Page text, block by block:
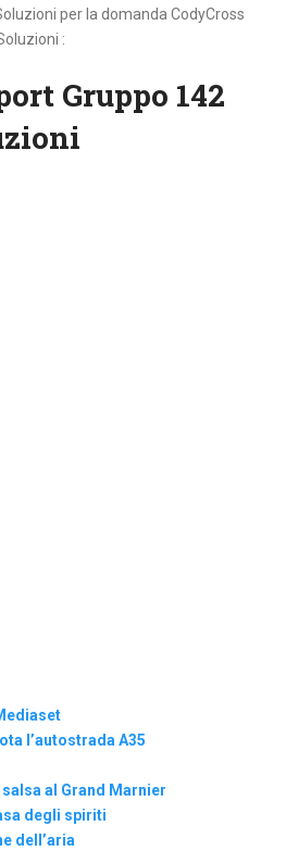
per la domanda CodyCross
:
Gruppo 142
l’autostrada A35
al Grand Marnier
degli spiriti
dell’aria